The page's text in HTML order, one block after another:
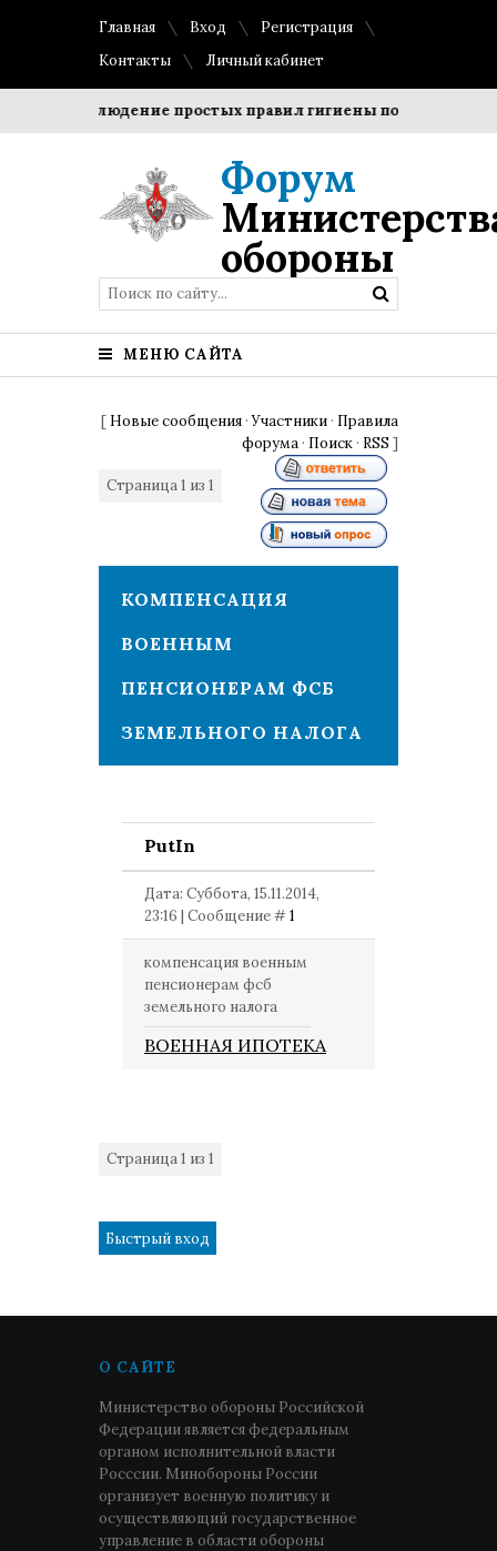
Главная Вход
Регистрация
Контакты
Личный кабинет
Соблюдение простых правил гигиены помогает
Форум
обороны
МЕНЮ САЙТА
[ Новые сообщения ·Участники · Правила
форума · Поиск · RSS ]
Страница1 из 1
КОМПЕНСАЦИЯ
ВОЕННЫМ
ПЕНСИОНЕРАМ ФСБ
ЗЕМЕЛЬНОГО НАЛОГА
PutIn
Дата: Суббота, 15.11.2014,
23:16 | Сообщение #1
компенсация военным
пенсионерам фсб
земельного налога
ВОЕННАЯ ИПОТЕКА
Страница1 из 1
О САЙТЕ
Министерство обороны Российской
Федерации является федеральным
органом исполнительной власти
Росссии. Минобороны России
организует военную политику и
осуществляющий государственное
управление в области обороны